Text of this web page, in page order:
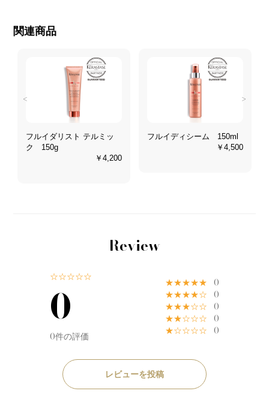
関連商品
<
フルイダリスト テルミッ
ク 150g
￥4,200
フルイディシーム 150ml
￥4,500
>
Review
☆☆☆☆☆
0
0件の評価
★★★★★ 0
★★★★☆ 0
★★★☆☆ 0
★★☆☆☆ 0
★☆☆☆☆ 0
レビューを投稿